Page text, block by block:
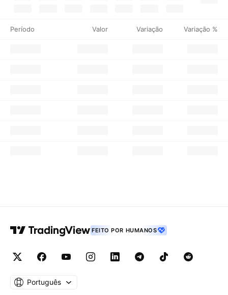
Período Valor Variação Variação %
FEITO POR HUMANOS
Português